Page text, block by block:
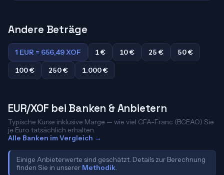
Andere Beträge
1 EUR = 656,49 XOF 1 € 10 € 25 €
50 €
100 €
250 € 1.000 €
EUR/XOF bei Banken & Anbietern
Typische Kurse inklusive Marge — wie viel CFA-Franc (BCEAO) Sie
je Euro tatsächlich erhalten.
Alle Banken im Vergleich →
Einige Anbieterwerte sind geschätzt. Details zur Berechnung
finden Sie in unserer Methodik